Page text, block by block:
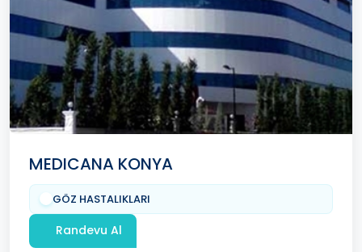
MEDICANA KONYA
GÖZ HASTALIKLARI
Randevu Al